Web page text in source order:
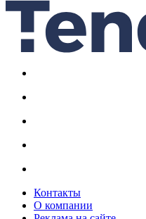
Контакты
О компании